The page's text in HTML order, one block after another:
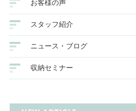
お客様の声
スタッフ紹介
ニュース・ブログ
収納セミナー